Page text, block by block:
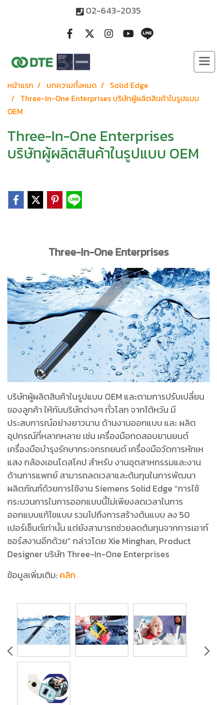
02-643-2035
หน้าแรก บทความทั้งหมด
Solid Edge
Three-In-One Enterprises บริษัทผู้ผลิตสินค้าในรูปแบบ
OEM
Three-In-One Enterprises
บริษัทผู้ผลิตสินค้าในรูปแบบ OEM
Three-In-One Enterprises
บริษัทผู้ผลิตสินค้าในรูปแบบ OEM และตามการปรับเปลี่ยน
ของลูกค้า ให้กับบริษัทต่างๆ ทั่วโลก จากไต้หวัน มี
ประสบการณ์อย่างยาวนาน ด้านงานออกแบบ และ ผลิต
อุปกรณ์ที่หลากหลาย เช่น เครื่องมือทดสอบยานยนต์
เครื่องมือบำรุงรักษากระจกรถยนต์ เครื่องมือวัดการหักเห
แสง กล้องเอนโดสโคป สำหรับ งานอุตสาหกรรมและงาน
ด้านการแพทย์ สามารถลดเวลาและต้นทุนในการพัฒนา
ผลิตภัณฑ์ด้วยการใช้งาน Siemens Solid Edge “การใช้
กระบวนการในการออกแบบนี้ไม่เพียงลดเวลาในการ
ออกแบบแก้ไขแบบ รวมไปถึงการสร้างต้นแบบ ลง 50
เปอร์เซ็นต์เท่านั้น แต่ยังสามารถช่วยลดต้นทุนจากการเอาท์
ซอร์สงานอีกด้วย” กล่าวโดย Xie Minghan, Product
Designer บริษัท Three-In-One Enterprises
ข้อมูลเพิ่มเติม: คลิก